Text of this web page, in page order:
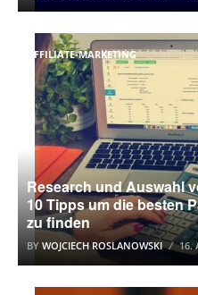
AFFILIATE-MARKETING
Research und Auswahl
10 Tipps um die besten
zu finden
BY WOJCIECH ROSLANOWSKI 16.